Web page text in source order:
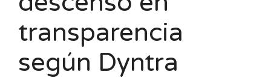
transparencia
según Dyntra